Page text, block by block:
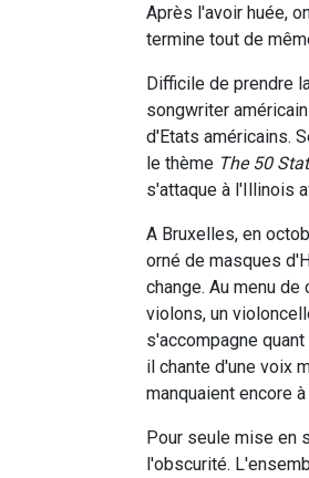
Après l'avoir huée,
termine tout de
Difficile de prendre
songwriter
d'Etats américains.
le thème The 50
s'attaque à l'Illinois
A Bruxelles, en
orné de masques
change. Au menu
violons, un
s'accompagne
il chante d'une voix
manquaient encore
Pour seule mise en
l'obscurité.